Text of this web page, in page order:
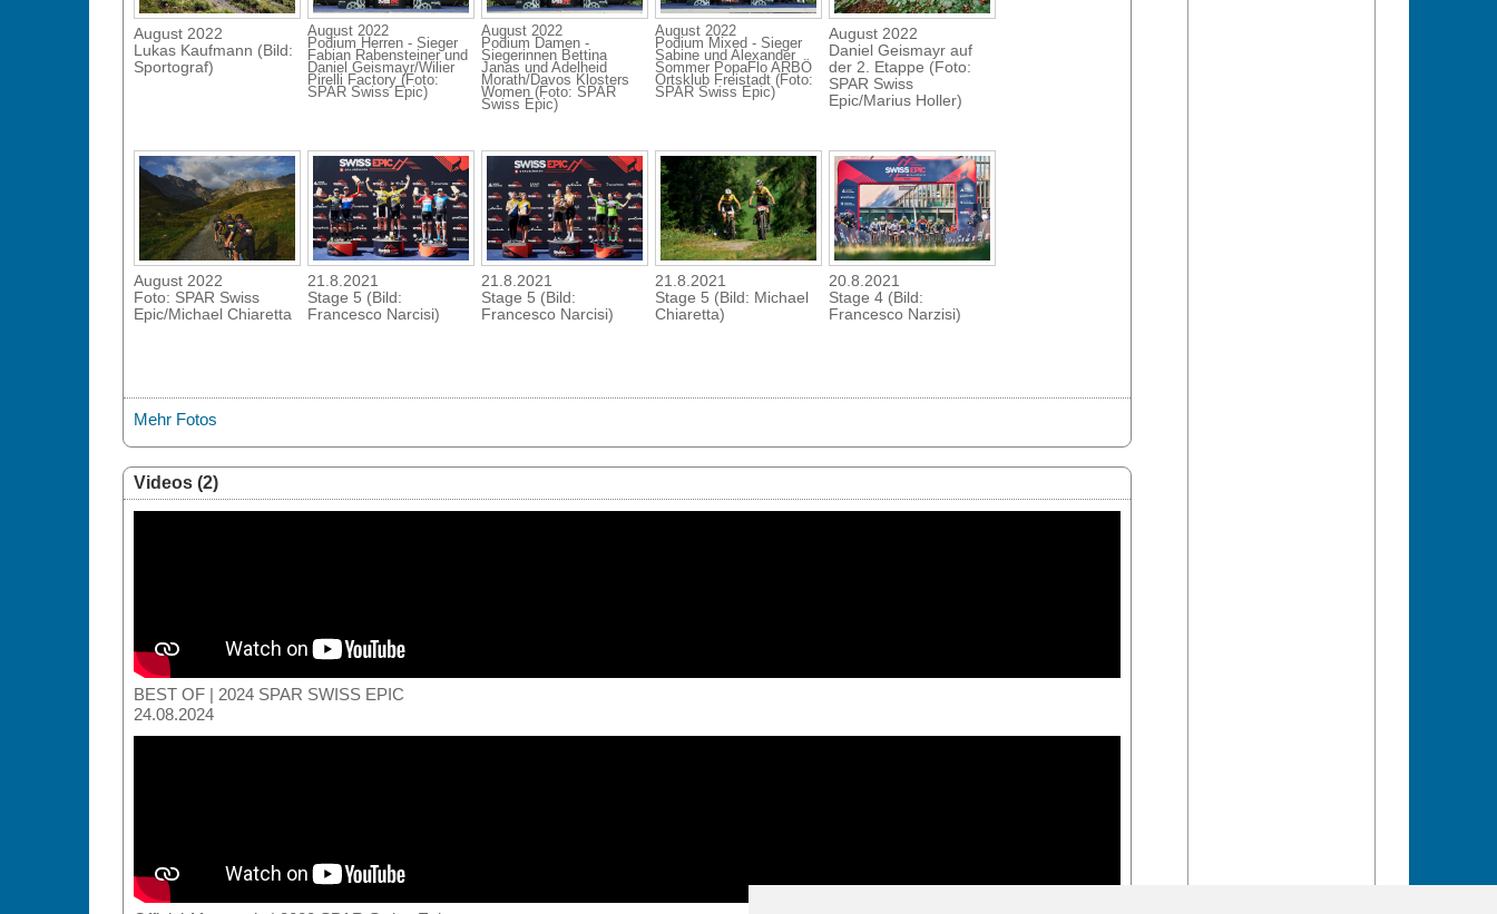
August 2022
Lukas Kaufmann (Bild:
Sportograf)
August 2022
Podium Herren - Sieger
Fabian Rabensteiner und
Daniel Geismayr/Wilier
Pirelli Factory (Foto:
SPAR Swiss Epic)
August 2022
Podium Damen -
Siegerinnen Bettina
Janas und Adelheid
Morath/Davos Klosters
Women (Foto: SPAR
Swiss Epic)
August 2022
Podium Mixed - Sieger
Sabine und Alexander
Sommer PopaFlo ARBÖ
Ortsklub Freistadt (Foto:
SPAR Swiss Epic)
August 2022
Daniel Geismayr auf
der 2. Etappe (Foto:
SPAR Swiss
Epic/Marius Holler)
August 2022
Foto: SPAR Swiss
Epic/Michael Chiaretta
21.8.2021
Stage 5 (Bild:
Francesco Narcisi)
21.8.2021
Stage 5 (Bild:
Francesco Narcisi)
21.8.2021
Stage 5 (Bild: Michael
Chiaretta)
20.8.2021
Stage 4 (Bild:
Francesco Narzisi)
Mehr Fotos
Videos (2)
BEST OF | 2024 SPAR SWISS EPIC
24.08.2024